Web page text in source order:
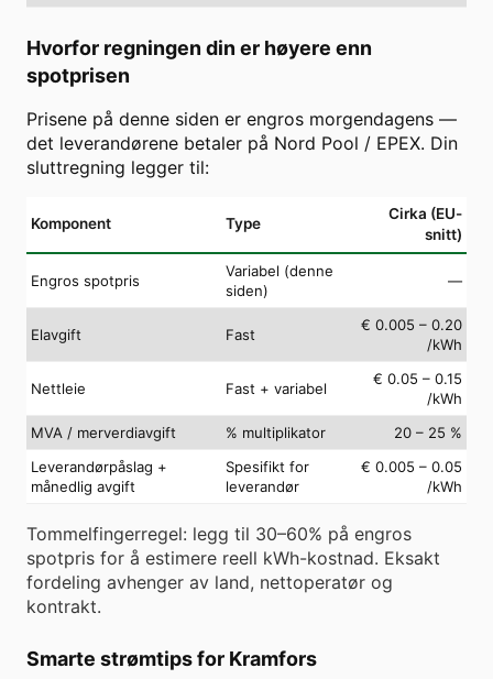
Hvorfor regningen din er høyere enn
spotprisen
Prisene på denne siden er engros morgendagens —
det leverandørene betaler på Nord Pool / EPEX. Din
sluttregning legger til:
Komponent Type
Cirka (EU-
snitt)
Engros spotpris
Variabel (denne
siden)
—
Elavgift Fast
€ 0.005 – 0.20
/kWh
Nettleie Fast + variabel
€ 0.05 – 0.15
/kWh
MVA / merverdiavgift
% multiplikator
20 – 25 %
Leverandørpåslag +
månedlig avgift
Spesifikt for
leverandør
€ 0.005 – 0.05
/kWh
Tommelfingerregel: legg til 30–60% på engros
spotpris for å estimere reell kWh-kostnad. Eksakt
fordeling avhenger av land, nettoperatør og
kontrakt.
Smarte strømtips for Kramfors